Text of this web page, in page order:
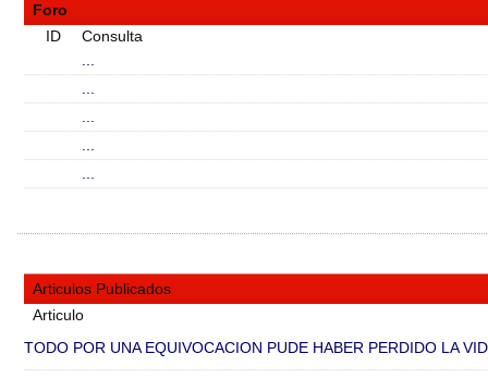
Foro
ID
Consulta
Articulos Publicados
Articulo
TODO POR UNA EQUIVOCACION PUDE HABER PERDIDO LA